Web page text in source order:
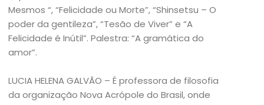
Mesmos “, “Felicidade ou Morte”, “Shinsetsu – O
poder da gentileza”, “Tesão de Viver” e “A
Felicidade é Inútil”. Palestra: “A gramática do
amor”.
LUCIA HELENA GALVÃO – É professora de filosofia
da organização Nova Acrópole do Brasil, onde